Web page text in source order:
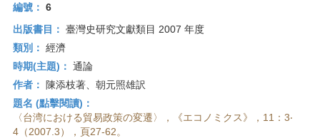
編號： 6
出版書目： 臺灣史研究文獻類目 2007 年度
類別： 經濟
時期(主題)： 通論
作者：
陳添枝著、朝元照雄訳
題名 (點擊閱讀)：
〈台湾における貿易政策の変遷〉，《エコノミクス》，11：3‧
4（2007.3），頁27-62。